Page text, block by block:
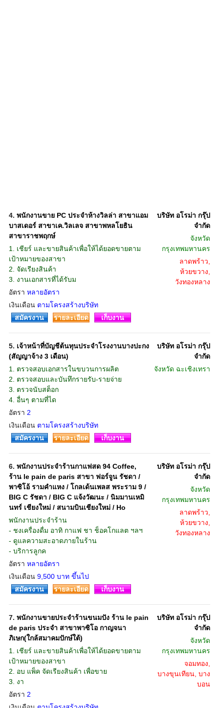
4. พนักงานขาย PC ประจำห้างวิลล่า สาขาแอม
บาสเดอร์ สาขาเค.วิลเลจ สาขาพหลโยธิน
สาขาราชพฤกษ์
1. เชียร์ และขายสินค้าเพื่อให้ได้ยอดขายตาม
เป้าหมายของสาขา
2. จัดเรียงสินค้า
3. งานเอกสารที่ได้รับม
อัตรา หลายอัตรา
เงินเดือน ตามโครงสร้างบริษัท
บริษัท อโรม่า กรุ๊ป
จํากัด
จังหวัด
กรุงเทพมหานคร
ลาดพร้าว,
ห้วยขวาง,
วังทองหลาง
สมัครงาน รายละเอียด เก็บงาน
5. เจ้าหน้าที่บัญชีต้นทุนประจำโรงงานบางปะกง
(สัญญาจ้าง 3 เดือน)
1. ตรวจสอบเอกสารในขบวนการผลิต
2. ตรวจสอบและบันทึกรายรับ-รายจ่าย
3. ตรวจนับสต็อก
4. อื่นๆ ตามที่ได
อัตรา 2
เงินเดือน ตามโครงสร้างบริษัท
บริษัท อโรม่า กรุ๊ป
จํากัด
จังหวัด ฉะเชิงเทรา
สมัครงาน รายละเอียด เก็บงาน
6. พนักงานประจำร้านกาแฟสด 94 Coffee,
ร้าน le pain de paris สาขา ฟอร์จูน รัชดา /
พาซิโอ้ รามคำแหง / โกลเด้นเพลส พระราม 9 /
BIG C รัชดา / BIG C แจ้งวัฒนะ / นิมมานเหมิ
นทร์ เชียงใหม่ / สนามบินเชียงใหม่ / Ho
พนักงานประจำร้าน
- ชงเครื่องดื่ม อาทิ กาแฟ ชา ช็อคโกแลต ฯลฯ
- ดูแลความสะอาดภายในร้าน
- บริการลูกค
อัตรา หลายอัตรา
เงินเดือน 9,500 บาท ขึ้นไป
บริษัท อโรม่า กรุ๊ป
จํากัด
จังหวัด
กรุงเทพมหานคร
ลาดพร้าว,
ห้วยขวาง,
วังทองหลาง
สมัครงาน รายละเอียด เก็บงาน
7. พนักงานขายประจำร้านขนมปัง ร้าน le pain
de paris ประจำ สาขาพาซิโอ กาญจนา
ภิเษก(ใกล้สมาคมปักษ์ใต้)
1. เชียร์ และขายสินค้าเพื่อให้ได้ยอดขายตาม
เป้าหมายของสาขา
2. อบ แพ็ค จัดเรียงสินค้า เพื่อขาย
3. งา
อัตรา 2
บริษัท อโรม่า กรุ๊ป
จํากัด
จังหวัด
กรุงเทพมหานคร
จอมทอง,
บางขุนเทียน, บาง
บอน